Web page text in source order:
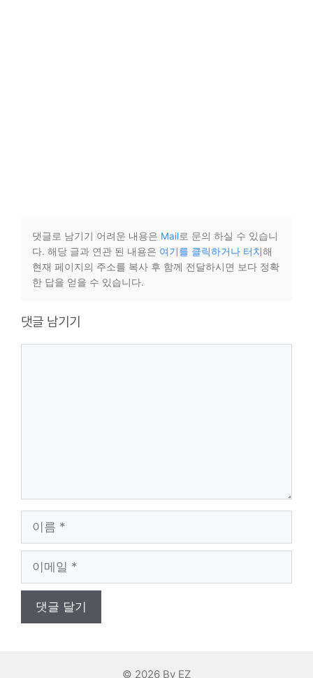
댓글로 남기기 어려운 내용은 Mail로 문의 하실 수 있습니
다. 해당 글과 연관 된 내용은 여기를 클릭하거나 터치해
현재 페이지의 주소를 복사 후 함께 전달하시면 보다 정확
한 답을 얻을 수 있습니다.
댓글 남기기
일
© 2026 By EZ